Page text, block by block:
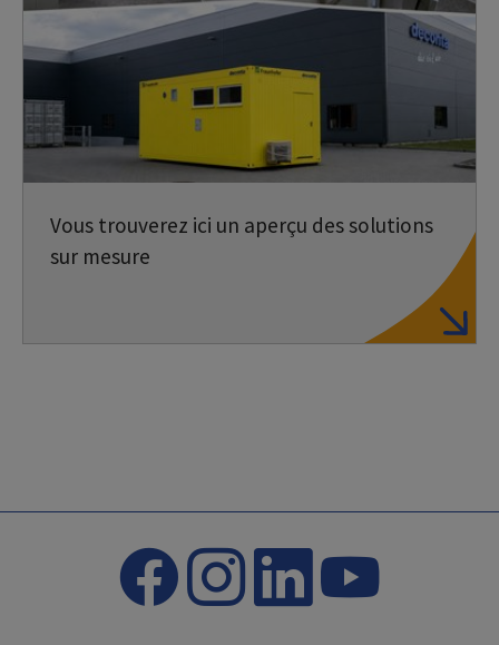
Vous trouverez ici un aperçu des solutions
sur mesure